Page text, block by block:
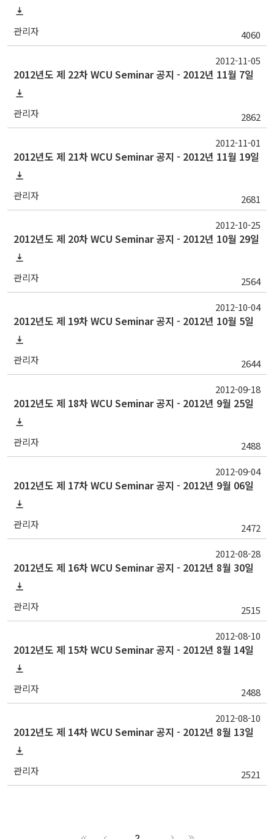
관리자 4060
2012년도 제 22차 WCU Seminar 공지 - 2012년 11월 7일
관리자 2862
2012-11-05
2012년도 제 21차 WCU Seminar 공지 - 2012년 11월 19일
관리자 2681
2012-11-01
2012년도 제 20차 WCU Seminar 공지 - 2012년 10월 29일
관리자 2564
2012-10-25
2012년도 제 19차 WCU Seminar 공지 - 2012년 10월 5일
관리자 2644
2012-10-04
2012년도 제 18차 WCU Seminar 공지 - 2012년 9월 25일
관리자 2488
2012-09-18
2012년도 제 17차 WCU Seminar 공지 - 2012년 9월 06일
관리자 2472
2012-09-04
2012년도 제 16차 WCU Seminar 공지 - 2012년 8월 30일
관리자 2515
2012-08-28
2012년도 제 15차 WCU Seminar 공지 - 2012년 8월 14일
관리자 2488
2012-08-10
2012년도 제 14차 WCU Seminar 공지 - 2012년 8월 13일
관리자 2521
2012-08-10